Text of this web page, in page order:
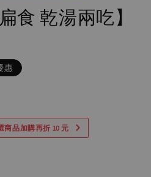
食 乾湯兩吃】
惠
品加購再折 10 元